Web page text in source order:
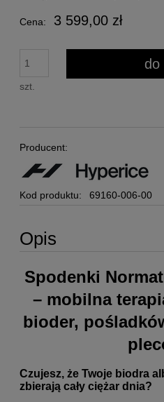
Cena: 3 599,00 zł
szt.
do
Producent:
Kod produktu: 69160-006-00
Opis
Spodenki
– mobilna
bioder,
Czujesz, że Twoje biodra
zbierają cały ciężar dnia?